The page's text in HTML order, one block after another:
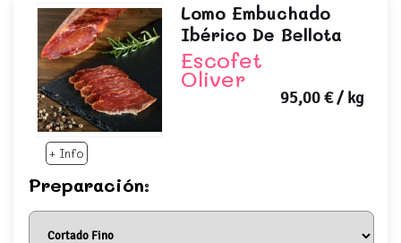
+ Info
Lomo Embuchado
Ibérico De Bellota
Escofet
Oliver
95,00 €/ kg
Preparación: